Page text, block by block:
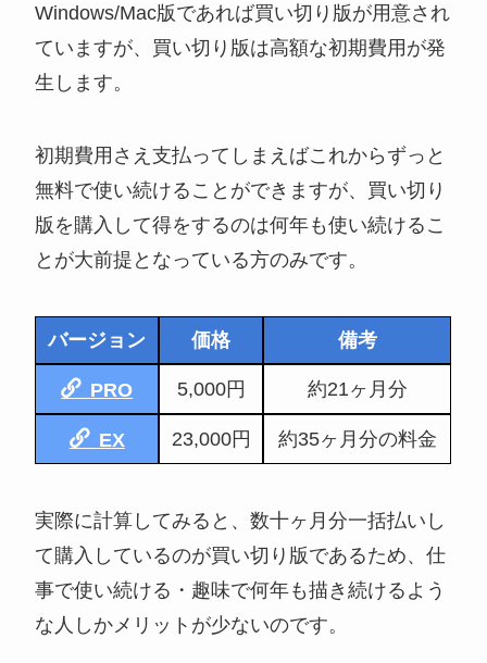
Windows/Mac版であれば買い切り版が用意され
ていますが、買い切り版は高額な初期費用が発
生します。
初期費用さえ支払ってしまえばこれからずっと
無料で使い続けることができますが、買い切り
版を購入して得をするのは何年も使い続けるこ
とが大前提となっている方のみです。
バージョン 価格 備考
PRO 5,000円 約21ヶ月分
EX 23,000円 約35ヶ月分の料金
実際に計算してみると、数十ヶ月分一括払いし
て購入しているのが買い切り版であるため、仕
事で使い続ける・趣味で何年も描き続けるよう
な人しかメリットが少ないのです。